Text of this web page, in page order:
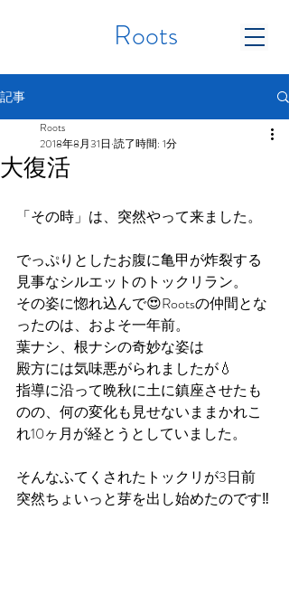
Roots
記事
大復活
Roots
2018年8月31日 読了時間: 1分
「その時」は、突然やって来ました。
でっぷりとしたお腹に亀甲が炸裂する
見事なシルエットのトックリラン。
その姿に惚れ込んで😍Rootsの仲間とな
ったのは、およそ一年前。
葉ナシ、根ナシの奇妙な姿は
殿方には気味悪がられましたが💧
指導に沿って晩秋に土に鎮座させたも
のの、何の変化も見せないままかれこ
れ10ヶ月が経とうとしていました。
そんなふてくされたトックリが3日前
突然ちょいっと芽を出し始めたのです‼️